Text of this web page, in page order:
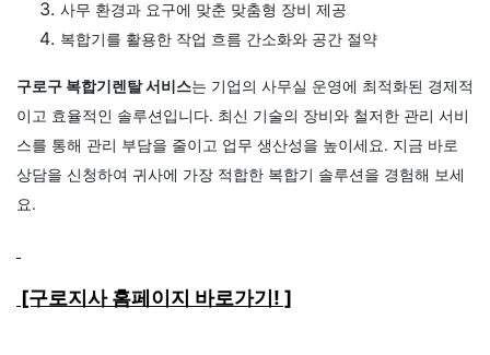
사무 환경과 요구에 맞춘 맞춤형 장비 제공
복합기를 활용한 작업 흐름 간소화와 공간 절약
구로구 복합기렌탈 서비스는 기업의 사무실 운영에 최적화된 경제적
이고 효율적인 솔루션입니다. 최신 기술의 장비와 철저한 관리 서비
스를 통해 관리 부담을 줄이고 업무 생산성을 높이세요. 지금 바로
상담을 신청하여 귀사에 가장 적합한 복합기 솔루션을 경험해 보세
요.
[구로지사 홈페이지 바로가기! ]